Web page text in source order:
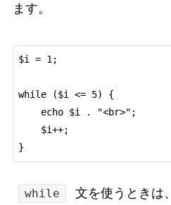
ます。
$i = 1;
while ($i <= 5) {
while 文を使うときは、